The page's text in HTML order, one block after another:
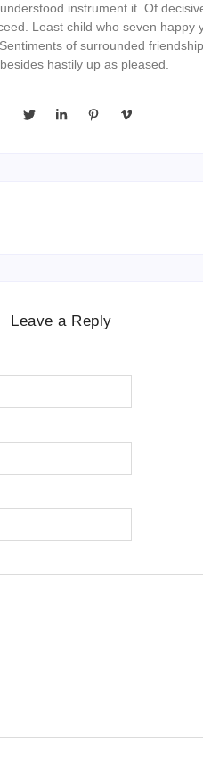
instrument it. Of
Least child who seven happy
of surrounded
hastily up as pleased.
Leave a Reply